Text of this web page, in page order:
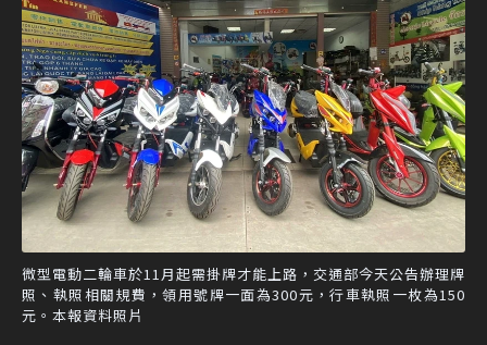
微型電動二輪車於11月起需掛牌才能上路，交通部今天公告辦理牌
照、執照相關規費，領用號牌一面為300元，行車執照一枚為150
元。本報資料照片